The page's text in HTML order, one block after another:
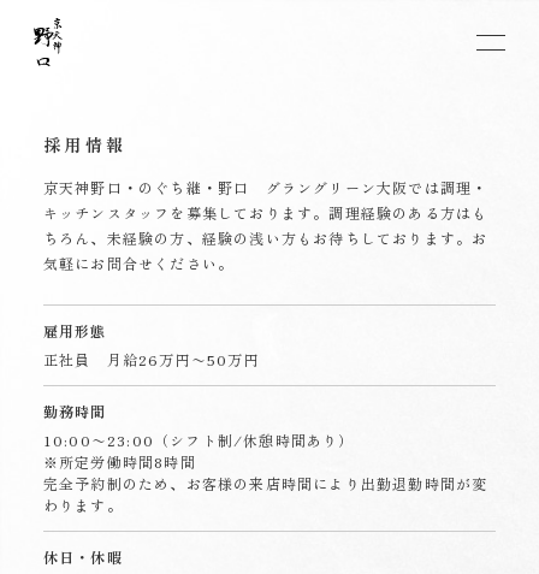
採用情報
京天神野口・のぐち継・野口 グラングリーン大阪では調理・
キッチンスタッフを募集しております。調理経験のある方はも
ちろん、未経験の方、経験の浅い方もお待ちしております。 お
気軽にお問合せください。
雇用形態
正社員 月給26万円〜50万円
勤務時間
10:00〜23:00（シフト制/休憩時間あり）
※所定労働時間8時間
完全予約制のため、お客様の来店時間により出勤退勤時間が変
わります。
休日・休暇